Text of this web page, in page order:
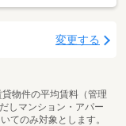
変更する
物件の平均賃料（管理
しマンション・アパー
てのみ対象とします。